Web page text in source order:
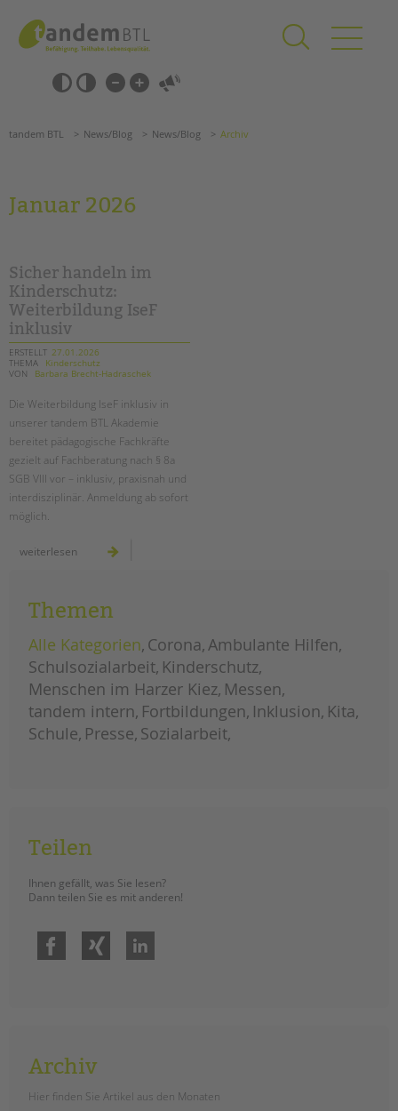
springen
Barrierefrei-
Einstellungen
überspringen
überspringen
Förderzentren
Kollegs
EFöB
Schulbezogene Sozialarbeit
Tagesgruppen
EINGLIEDERUNGSHILFE
BETREUTES WOHNEN
TANDEM BTL AKADEMIE
Seminarkalender
STADTTEILARBEIT
PROFIL | LEITBILD
Bereiche im Überblick
Kinder- und Jugendschutz
Unsere Videos
Stellenangebote
tandem als Arbeitgeberin
unkuerzbar
KONTAKT
Impressum
Suchen
tandem BTL News/Blog News/Blog Archiv
Januar 2026
Sicher handeln im
Kinderschutz:
Weiterbildung IseF
inklusiv
ERSTELLT 27.01.2026
THEMA
Kinderschutz
VON
Barbara Brecht-Hadraschek
Die Weiterbildung IseF inklusiv in
unserer tandem BTL Akademie
bereitet pädagogische Fachkräfte
gezielt auf Fachberatung nach § 8a
SGB VIII vor – inklusiv, praxisnah und
interdisziplinär. Anmeldung ab sofort
möglich.
weiterlesen
handeln
isef
inklusiv
Themen
Alle Kategorien Corona Ambulante Hilfen
Schulsozialarbeit Kinderschutz
Menschen im Harzer Kiez Messen
tandem intern Fortbildungen Inklusion Kita
Schule Presse Sozialarbeit
Teilen
Ihnen gefällt, was Sie lesen?
Dann teilen Sie es mit anderen!
Facebook
Archiv
Hier finden Sie Artikel aus den Monaten